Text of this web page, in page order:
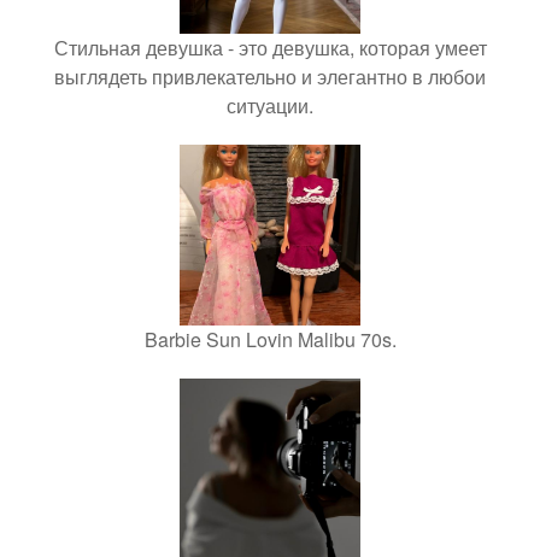
Стильная девушка - это девушка, которая умеет
выглядеть привлекательно и элегантно в любои
ситуации.
Barbie Sun Lovin Malibu 70s.